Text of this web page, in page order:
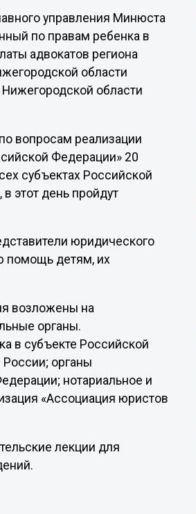
управления Минюста
по правам ребенка в
адвокатов региона
области
области
вопросам реализации
Федерации» 20
субъектах Российской
этот день пройдут
юридического
помощь детям, их
возложены на
органы.
в субъекте Российской
органы
нотариальное и
«Ассоциация юристов
лекции для